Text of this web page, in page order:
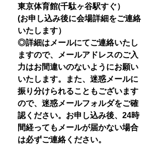
東京体育館(千駄ヶ谷駅すぐ）
(お申し込み後に会場詳細をご連絡
いたします）
◎詳細はメールにてご連絡いたし
ますので、メールアドレスのご入
力はお間違いのないようにお願い
いたします。また、迷惑メールに
振り分けられることもございます
ので、迷惑メールフォルダをご確
認ください。お申し込み後、24時
間経ってもメールが届かない場合
は必ずご連絡ください。